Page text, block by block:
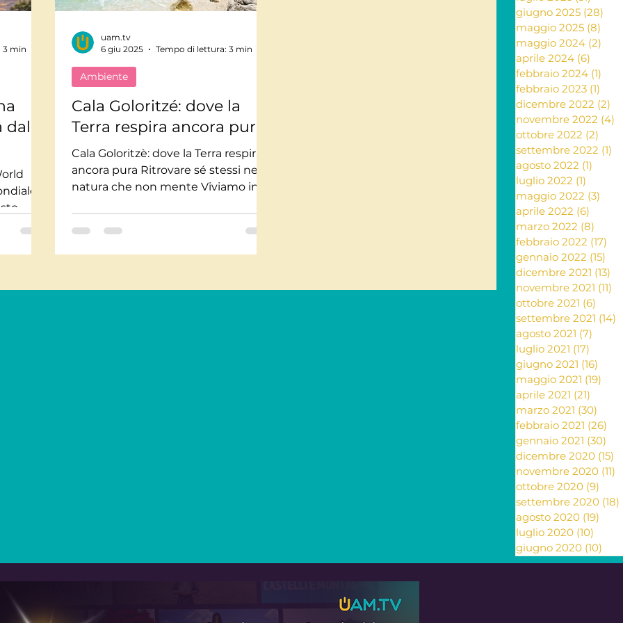
Mindfulnes e Olismo
Misteri Tecnologia
Salute Medicina Interviste
vita, ci
3 min
Cala Goloritzé: dove la
Terra respira ancora pura.
Cala Goloritzè: dove la Terra respira
ancora pura Ritrovare sé stessi nella
natura che non mente Viviamo in
Ambiente
uam.tv
6 giu 2025
Tempo di lettura: 3 min
giugno 2025 (28)
maggio 2025 (8)
maggio 2024 (2)
aprile 2024 (6)
febbraio 2024 (1)
febbraio 2023 (1)
dicembre 2022 (2)
novembre 2022 (4)
ottobre 2022 (2)
settembre 2022 (1)
agosto 2022 (1)
luglio 2022 (1)
maggio 2022 (3)
aprile 2022 (6)
marzo 2022 (8)
febbraio 2022 (17)
gennaio 2022 (15)
dicembre 2021 (13)
novembre 2021 (11)
ottobre 2021 (6)
settembre 2021 (14)
agosto 2021 (7)
luglio 2021 (17)
giugno 2021 (16)
maggio 2021 (19)
aprile 2021 (21)
marzo 2021 (30)
febbraio 2021 (26)
gennaio 2021 (30)
dicembre 2020 (15)
novembre 2020 (11)
ottobre 2020 (9)
settembre 2020 (18)
agosto 2020 (19)
luglio 2020 (10)
giugno 2020 (10)